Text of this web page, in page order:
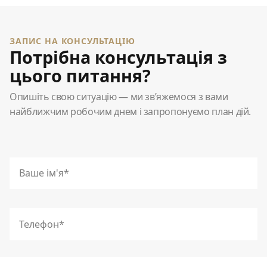
ЗАПИС НА КОНСУЛЬТАЦІЮ
Потрібна консультація з
цього питання?
Опишіть свою ситуацію — ми зв’яжемося з вами
найближчим робочим днем і запропонуємо план дій.